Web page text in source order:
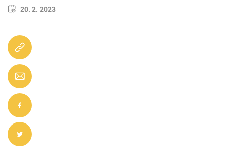
20. 2. 2023
Kontakt